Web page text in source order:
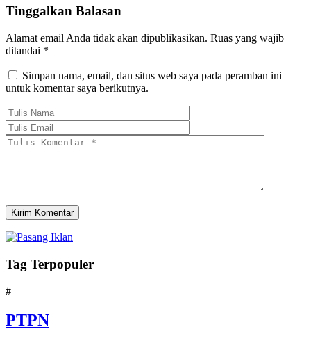
Tinggalkan Balasan
Alamat email Anda tidak akan dipublikasikan. Ruas yang wajib
ditandai *
Simpan nama, email, dan situs web saya pada peramban ini
untuk komentar saya berikutnya.
Tag Terpopuler
#
PTPN